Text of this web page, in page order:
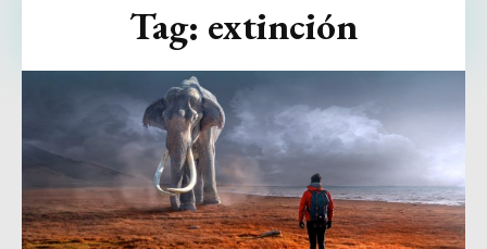
Tag: extinción